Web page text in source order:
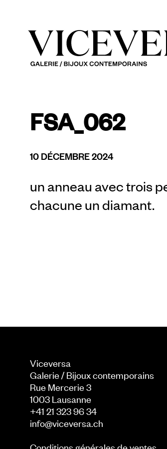
FSA_062
10 DÉCEMBRE 2024
un anneau avec trois
chacune un diamant.
Viceversa
Galerie / Bijoux contemporains
Rue Mercerie 3
1003 Lausanne
+41 21 323 96 34
info@viceversa.ch